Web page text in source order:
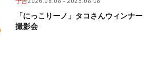
「にっこりーノ」タコさんウィンナー
撮影会